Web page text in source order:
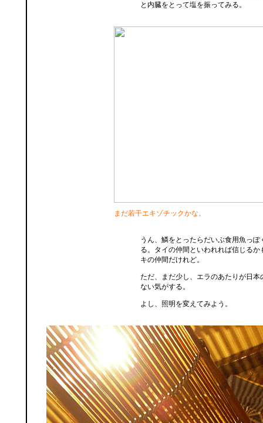
と内臓をとって塩を振ってみる。
まだ若干エキゾチックかな。
うん、鱗をとったらだいぶ食用魚っぽ
る。タイの仲間といわれれば信じるか
キの仲間だけれど。
ただ、まだ少し、エラのあたりが日本
ない気がする。
よし、照明を変えてみよう。